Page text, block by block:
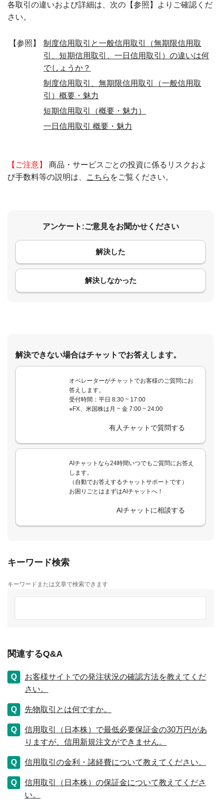
各取引の違いおよび詳細は、次の【参照】よりご確認くだ
さい。
【参照】
制度信用取引と一般信用取引（無期限信用取
引、短期信用取引、一日信用取引）の違いは何
でしょうか？
制度信用取引、無期限信用取引（一般信用取
引）概要・魅力
短期信用取引（概要・魅力）
一日信用取引 概要・魅力
【ご注意】
商品・サービスごとの投資に係るリスクおよ
び手数料等の説明は、
こちら をご覧ください。
アンケート:ご意見をお聞かせください
解決した
解決しなかった
コメント
解決できない場合はチャットでお答えします。
オペレーターがチャットでお客様のご質問にお
答えします。
受付時間：平日 8:30 ~ 17:00
※FX、米国株は月 ~ 金 7:00 ~ 24:00
有人チャットで質問する
AIチャットなら24時間いつでもご質問にお答え
します。
（自動でお答えするチャットサポートです）
お困りごとはまずはAIチャットへ！
AIチャットに相談する
キーワード検索
キーワードまたは文章で検索できます
関連するQ&A
お客様サイトでの発注状況の確認方法を教えてくだ
さい。
先物取引とは何ですか。
信用取引（日本株）で最低必要保証金の30万円があ
りますが、信用新規注文ができません。
信用取引の金利・諸経費について教えてください。
信用取引（日本株）の保証金について教えてくださ
い。